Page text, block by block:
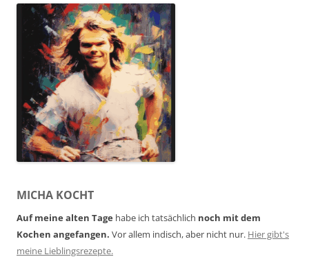
MICHA KOCHT
Auf meine alten Tage habe ich tatsächlich noch mit dem
Kochen angefangen. Vor allem indisch, aber nicht nur. Hier gibt's
meine Lieblingsrezepte.